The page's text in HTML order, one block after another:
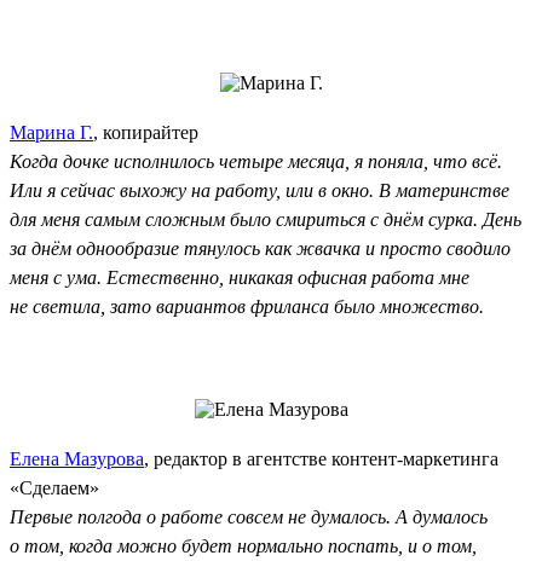
Марина Г., копирайтер
Когда дочке исполнилось четыре месяца, я поняла, что всё.
Или я сейчас выхожу на работу, или в окно. В материнстве
для меня самым сложным было смириться с днём сурка. День
за днём однообразие тянулось как жвачка и просто сводило
меня с ума. Естественно, никакая офисная работа мне
не светила, зато вариантов фриланса было множество.
Елена Мазурова, редактор в агентстве контент-маркетинга
«Сделаем»
Первые полгода о работе совсем не думалось. А думалось
о том, когда можно будет нормально поспать, и о том,